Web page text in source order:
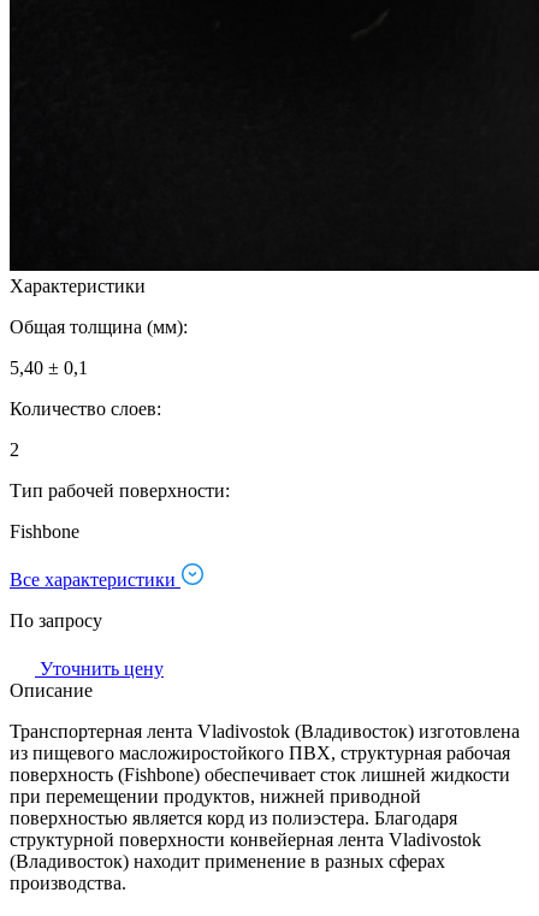
Характеристики
Общая толщина (мм):
5,40 ± 0,1
Количество слоев:
2
Тип рабочей поверхности:
Fishbone
Все характеристики
По запросу
Уточнить цену
Описание
Транспортерная лента Vladivostok (Владивосток) изготовлена
из пищевого масложиростойкого ПВХ, структурная рабочая
поверхность (Fishbone) обеспечивает сток лишней жидкости
при перемещении продуктов, нижней приводной
поверхностью является корд из полиэстера. Благодаря
структурной поверхности конвейерная лента Vladivostok
(Владивосток) находит применение в разных сферах
производства.